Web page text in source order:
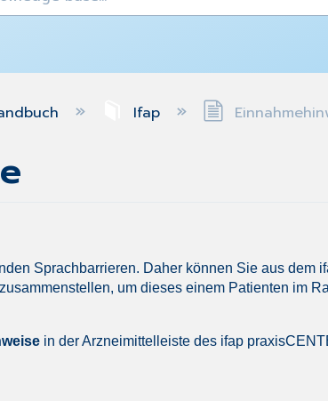
Ifap
Sprachbarrieren. Daher können Sie aus
um dieses einem Patienten im
in der Arzneimittelleiste des ifap